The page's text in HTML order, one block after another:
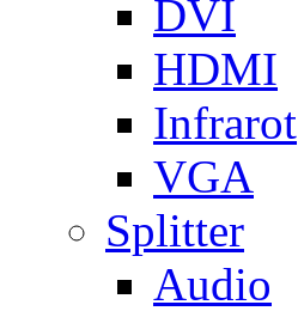
DVI
HDMI
Infrarot
VGA
Splitter
Audio